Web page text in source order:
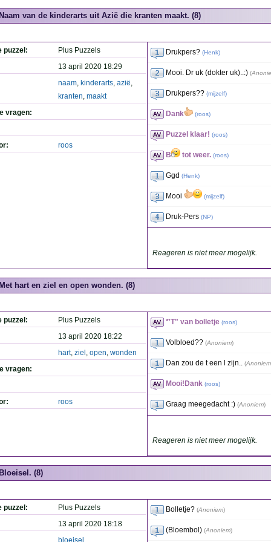
van de kinderarts uit Azië die kranten maakt. (8)
puzzel:
Plus Puzzels
13 april 2020 18:29
naam, kinderarts, azië,
kranten, maakt
vragen:
roos
Drukpers? (Henk)
Mooi. Dr uk (dokter uk)..:) (
Drukpers?? (mijzelf)
Dank (roos)
Puzzel klaar! (roos)
B tot weer. (roos)
Ggd (Henk)
Mooi (mijzelf)
Druk-Pers (NP)
Reageren is niet meer mogelijk.
hart en ziel en open wonden. (8)
puzzel:
Plus Puzzels
13 april 2020 18:22
hart, ziel , open, wonden
vragen:
roos
*'T" van bolletje (roos)
Volbloed?? (Anoniem)
Dan zou de t een l zijn.. (Anoniem
Mooi!Dank (roos)
Graag meegedacht :) (Anoniem)
Reageren is niet meer mogelijk.
(8)
puzzel:
Plus Puzzels
13 april 2020 18:18
bloeisel
Bolletje? (Anoniem)
(Bloembol) (Anoniem)